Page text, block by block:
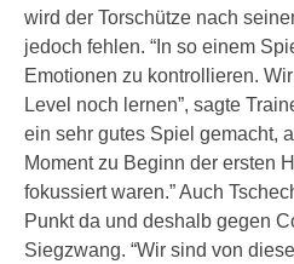
wird der Torschütze nach
jedoch fehlen. “In so einem
Emotionen zu kontrollieren.
Level noch lernen”, sagte
ein sehr gutes Spiel gemacht,
Moment zu Beginn der ersten
fokussiert waren.” Auch
Punkt da und deshalb gegen
Siegzwang. “Wir sind von